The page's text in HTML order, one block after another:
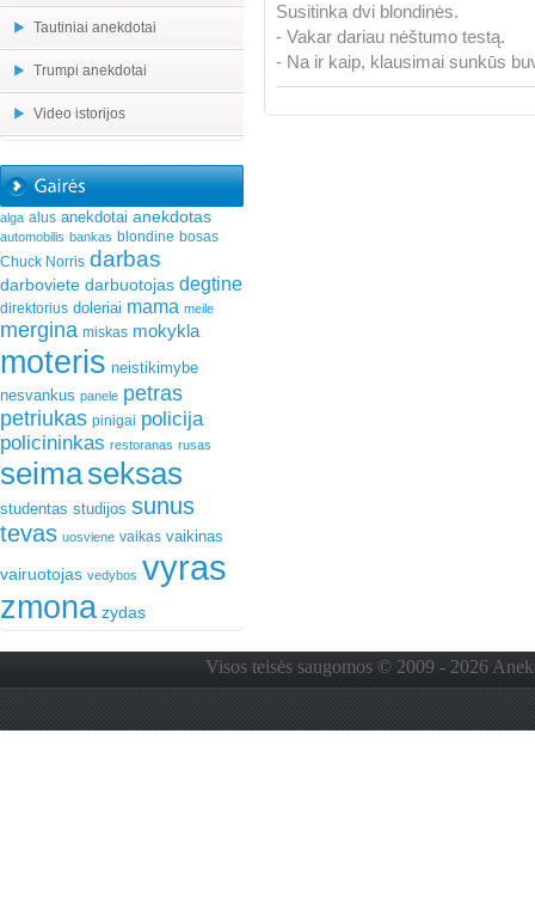
Tautiniai anekdotai
Trumpi anekdotai
Video istorijos
alga alus anekdotai anekdotas
automobilis bankas blondine bosas
Chuck Norris darbas
darboviete darbuotojas degtine
direktorius doleriai mama meile
mergina miskas mokykla
moteris neistikimybe
nesvankus panele petras
petriukas pinigai policija
policininkas restoranas rusas
seimaseksas
studentas studijos sunus
tevas uosviene vaikas vaikinas
vairuotojas vedybos vyras
zmona zydas
Susitinka dvi blondinės.
- Vakar dariau nėštumo testą.
- Na ir kaip, klausimai sunkūs
Visos teisės saugomos © 2009 - 2026